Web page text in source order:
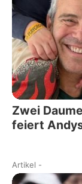
Zwei
feiert
Artikel -